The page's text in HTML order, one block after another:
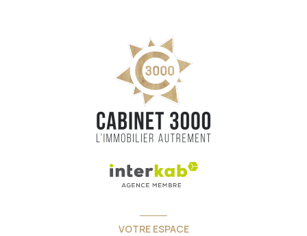
VOTRE ESPACE